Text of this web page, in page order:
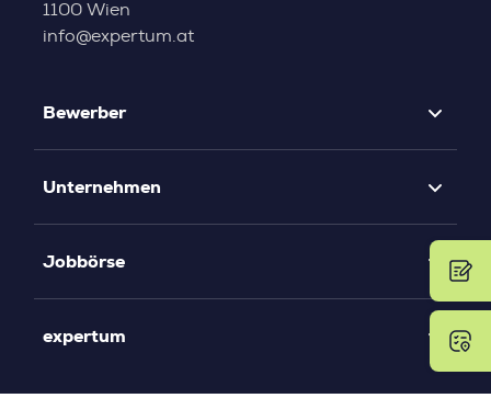
1100 Wien
info@expertum.at
Bewerber
Unternehmen
Jobbörse
expertum